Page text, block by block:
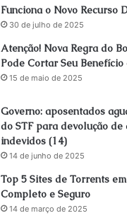
Funciona o Novo Recurso
30 de julho de 2025
Atenção! Nova Regra do
Pode Cortar Seu
15 de maio de 2025
Governo: aposentados
do STF para devolução de
indevidos (14)
14 de junho de 2025
Top 5 Sites de Torrents
Completo e Seguro
14 de março de 2025